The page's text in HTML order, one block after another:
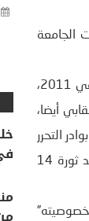
الجامعة
يومها، انطلقت من كون محسن مرزوق، يعد من بين الوجوه الجديدة الوافدة على الحياة السياسية ما بعد ثورة 14 جانفي 2011،
أيضا،
التحرر
من “سجن الايديولوجيا” كانت حاضرة وبقوة في خطابه الطلابي و برزت أكثر في الحقل السياسي الوطني، خاصة بعد ثورة 14